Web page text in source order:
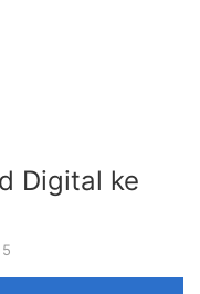
Digital ke